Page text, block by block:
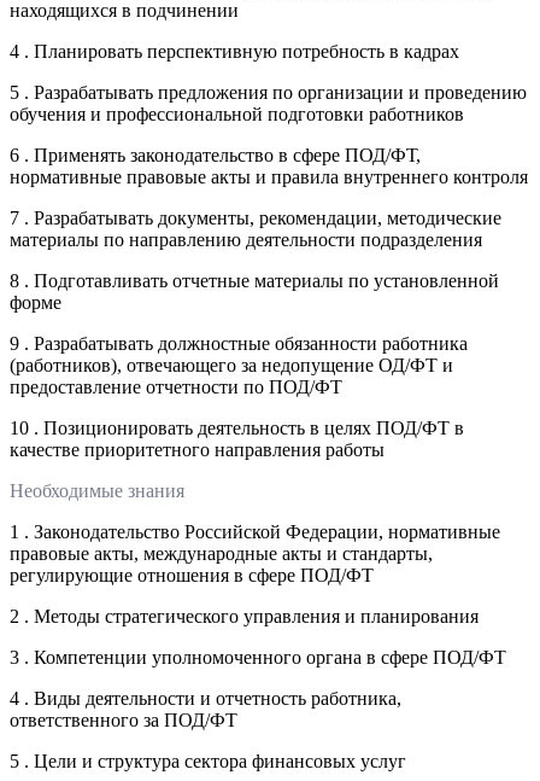
находящихся в подчинении
4 . Планировать перспективную потребность в кадрах
5 . Разрабатывать предложения по организации и проведению
обучения и профессиональной подготовки работников
6 . Применять законодательство в сфере ПОД/ФТ,
нормативные правовые акты и правила внутреннего контроля
7 . Разрабатывать документы, рекомендации, методические
материалы по направлению деятельности подразделения
8 . Подготавливать отчетные материалы по установленной
форме
9 . Разрабатывать должностные обязанности работника
(работников), отвечающего за недопущение ОД/ФТ и
предоставление отчетности по ПОД/ФТ
10 . Позиционировать деятельность в целях ПОД/ФТ в
качестве приоритетного направления работы
Необходимые знания
1 . Законодательство Российской Федерации, нормативные
правовые акты, международные акты и стандарты,
регулирующие отношения в сфере ПОД/ФТ
2 . Методы стратегического управления и планирования
3 . Компетенции уполномоченного органа в сфере ПОД/ФТ
4 . Виды деятельности и отчетность работника,
ответственного за ПОД/ФТ
5 . Цели и структура сектора финансовых услуг